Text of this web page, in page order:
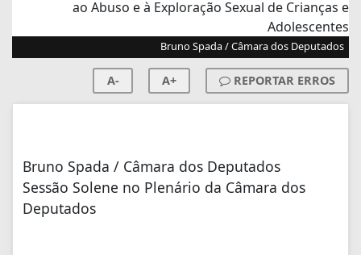
Bruno Spada / Câmara dos Deputados
A- A+ REPORTAR ERROS
Bruno Spada / Câmara dos Deputados
Sessão Solene no Plenário da Câmara dos
Deputados